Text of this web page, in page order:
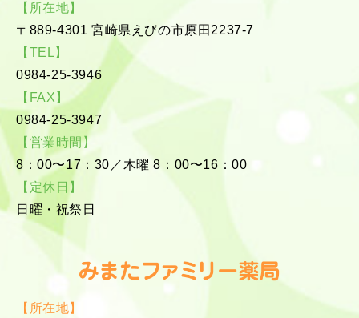
【所在地】
〒889-4301 宮崎県えびの市原⽥2237-7
【TEL】
0984-25-3946
【FAX】
0984-25-3947
【営業時間】
8：00〜17：30／⽊曜 8：00〜16：00
【定休⽇】
⽇曜・祝祭⽇
【所在地】